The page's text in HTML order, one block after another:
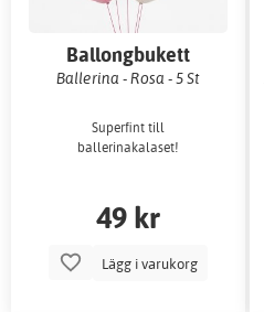
Ballongbukett
Ballerina - Rosa - 5 St
Superfint till
ballerinakalaset!
49 kr
Lägg i varukorg